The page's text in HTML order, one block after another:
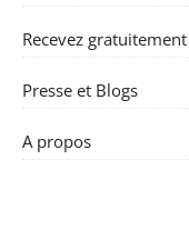
Recevez
Presse et Blogs
A propos